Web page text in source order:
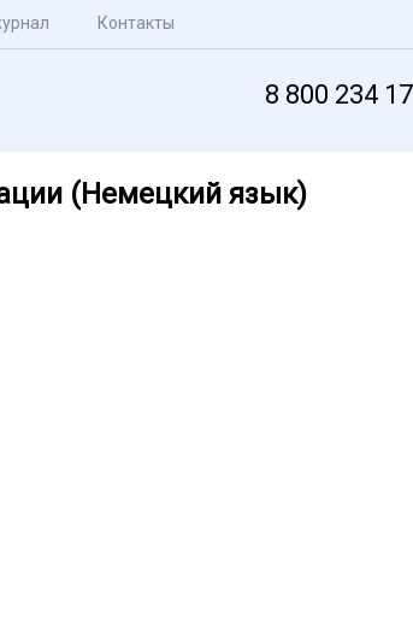
Контакты
8 800 234
(Немецкий язык)